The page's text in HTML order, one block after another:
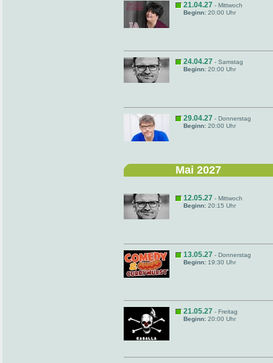
21.04.27 - Mittwoch
Beginn: 20:00 Uhr
24.04.27 - Samstag
Beginn: 20:00 Uhr
29.04.27 - Donnerstag
Beginn: 20:00 Uhr
Mai 2027
12.05.27 - Mittwoch
Beginn: 20:15 Uhr
13.05.27 - Donnerstag
Beginn: 19:30 Uhr
21.05.27 - Freitag
Beginn: 20:00 Uhr